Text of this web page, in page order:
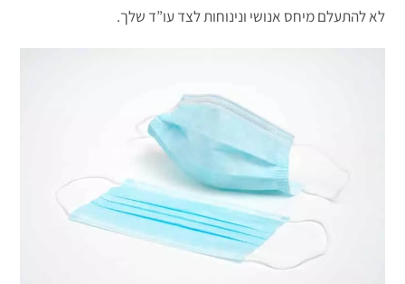
לא להתעלם מיחס אנושי ונינוחות לצד עו”ד שלך.